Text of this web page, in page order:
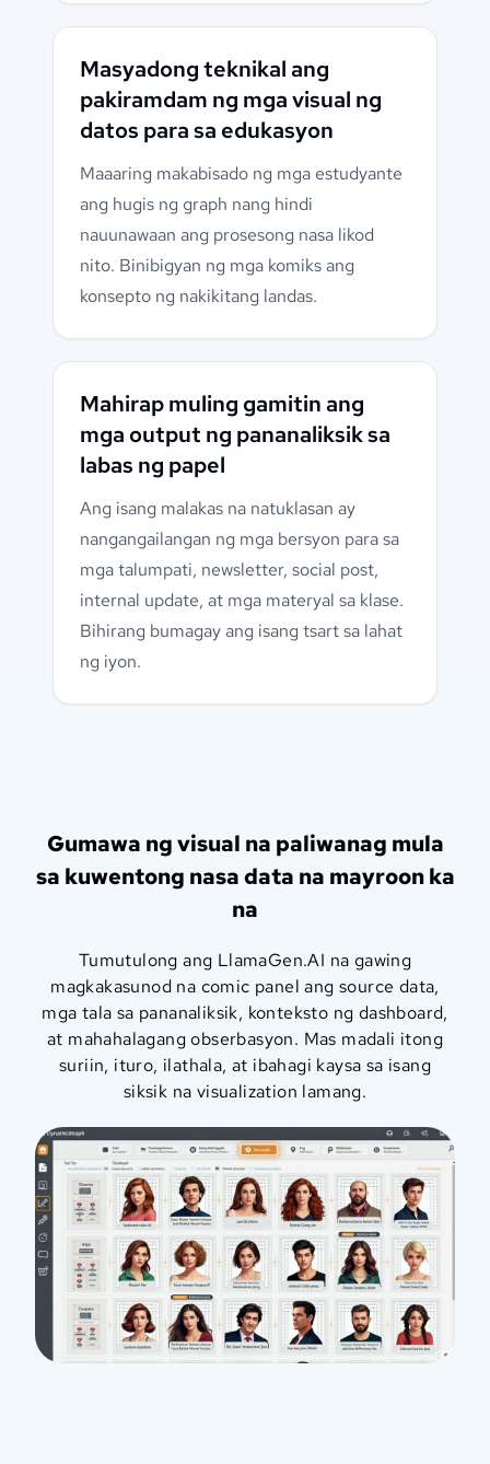
Masyadong teknikal ang
pakiramdam ng mga visual ng
datos para sa edukasyon
Maaaring makabisado ng mga estudyante
ang hugis ng graph nang hindi
nauunawaan ang prosesong nasa likod
nito. Binibigyan ng mga komiks ang
konsepto ng nakikitang landas.
Mahirap muling gamitin ang
mga output ng pananaliksik sa
labas ng papel
Ang isang malakas na natuklasan ay
nangangailangan ng mga bersyon para sa
mga talumpati, newsletter, social post,
internal update, at mga materyal sa klase.
Bihirang bumagay ang isang tsart sa lahat
ng iyon.
Gumawa ng visual na paliwanag mula
sa kuwentong nasa data na mayroon ka
na
Tumutulong ang LlamaGen.AI na gawing
magkakasunod na comic panel ang source data,
mga tala sa pananaliksik, konteksto ng dashboard,
at mahahalagang obserbasyon. Mas madali itong
suriin, ituro, ilathala, at ibahagi kaysa sa isang
siksik na visualization lamang.